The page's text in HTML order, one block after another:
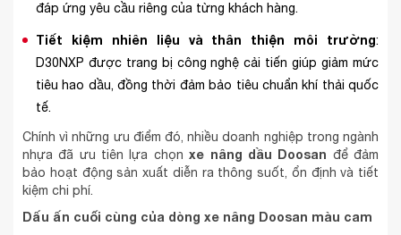
đáp ứng yêu cầu riêng của từng khách hàng.
Tiết kiệm nhiên liệu và thân thiện môi trường:
D30NXP được trang bị công nghệ cải tiến giúp giảm mức
tiêu hao dầu, đồng thời đảm bảo tiêu chuẩn khí thải quốc
tế.
Chính vì những ưu điểm đó, nhiều doanh nghiệp trong ngành
nhựa đã ưu tiên lựa chọnxe nâng dầu Doosan để đảm
bảo hoạt động sản xuất diễn ra thông suốt, ổn định và tiết
kiệm chi phí.
Dấu ấn cuối cùng của dòng xe nâng Doosan màu cam